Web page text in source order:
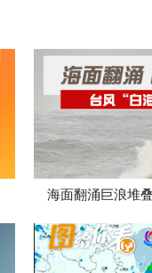
海面翻涌巨浪堆